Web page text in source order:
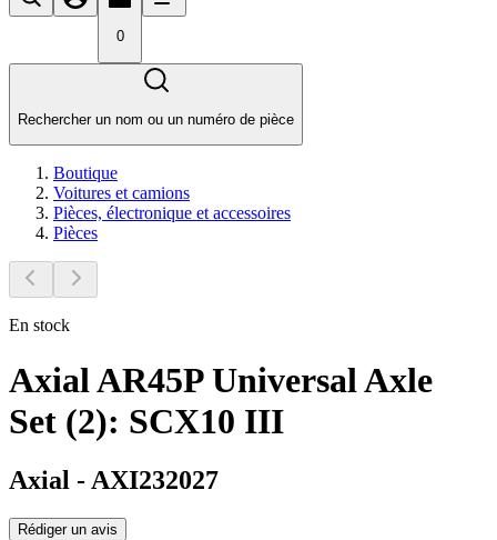
0
Rechercher un nom ou un numéro de pièce
Boutique
Voitures et camions
Pièces, électronique et accessoires
Pièces
En stock
Axial AR45P Universal Axle
Set (2): SCX10 III
Axial - AXI232027
Rédiger un avis